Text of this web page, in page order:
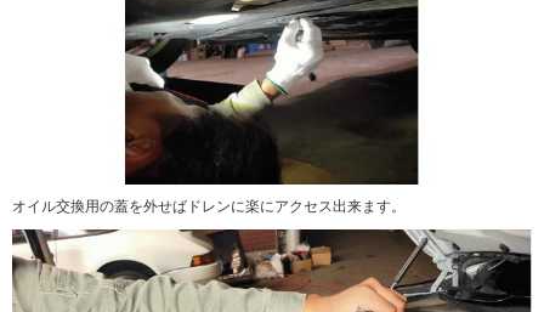
オイル交換用の蓋を外せばドレンに楽にアクセス出来ます。